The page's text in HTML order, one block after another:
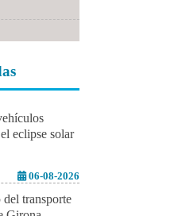
eclipse solar
06-08-2026
transporte